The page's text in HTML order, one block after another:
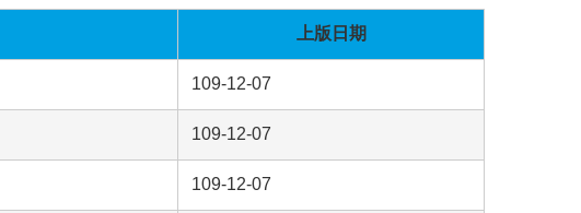
上版日期
109-12-07
109-12-07
109-12-07